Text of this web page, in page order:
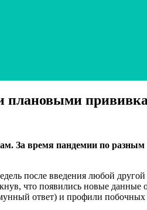
плановыми
За время пандемии по
после введения любой
что появились новые
ответ) и профили